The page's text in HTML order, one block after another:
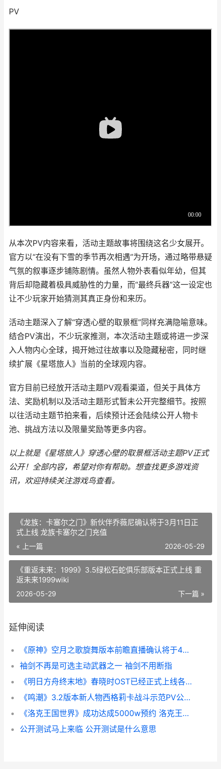
PV
从本次PV内容来看，活动主题故事将围绕这名少女展开。
官方以“在没有下雪的季节再次相遇”为开场，通过略带悬疑
气氛的叙事逐步铺陈剧情。虽然人物外表看似年幼，但其
背后却隐藏着极具威胁性的力量，而“最终兵器”这一设定也
让不少玩家开始猜测其真正身份和来历。
活动主题深入了解“穿透心壁的取景框”同样充满隐喻意味。
结合PV演出，不少玩家推测，本次活动主题或将进一步深
入人物内心全球，揭开她过往故事以及隐藏秘密，同时继
续扩展《星塔旅人》当前的全球观内容。
官方目前已经放开活动主题PV观看渠道，但关于具体方
法、奖励机制以及活动主题形式暂未公开完整细节。按照
以往活动主题节拍来看，后续预计还会陆续公开人物卡
池、挑战方法以及限量奖励等更多内容。
以上就是《星塔旅人》穿透心壁的取景框活动主题PV正式
公开！全部内容，希望对你有帮助。 想查找更多游戏资
讯，欢迎持续关注游戏鸟查看。
《龙族：卡塞尔之门》新伙伴乔薇尼确认将于3月11日正
式上线 龙族卡塞尔之门充值
« 上一篇 2026-05-29
《重返未来：1999》3.5绿松石蛇俱乐部版本正式上线 重
返未来1999wiki
下一篇 »
2026-05-29
延伸阅读
《原神》空月之歌旋舞版本前瞻直播确认将于4月8日正式播出 原神空月之歌官方下载正版
袖剑不再是可选主动武器之一 袖剑不用断指
《明日方舟终末地》春晓时OST已经正式上线各大音乐平台 明日方舟终末地
《鸣潮》3.2版本新人物西格莉卡战斗示范PV公开 潮鸣前奏
《洛克王国世界》成功达成5000w预约 洛克王国世界云游戏
公开测试马上来临 公开测试是什么意思